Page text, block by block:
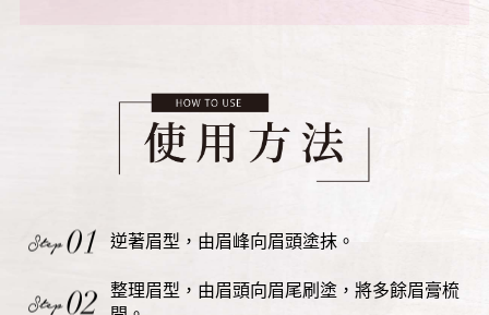
逆著眉型，由眉峰向眉頭塗抹。
整理眉型，由眉頭向眉尾刷塗，將多餘眉膏梳